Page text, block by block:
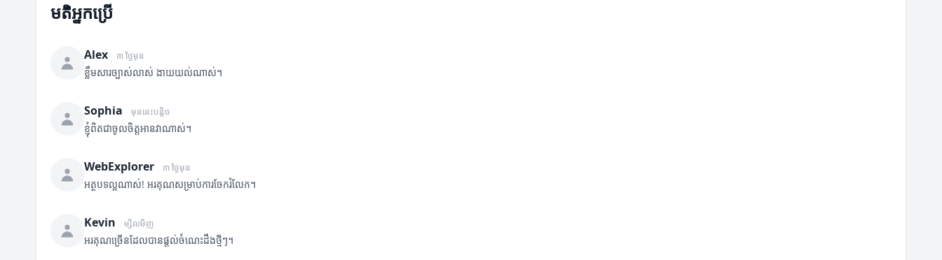
មតិអ្នកប្រើ
Alex ៣ ថ្ងៃមុន
ខ្លឹមសារច្បាស់លាស់ ងាយយល់ណាស់។
Sophia មុននេះបន្តិច
ខ្ញុំពិតជាចូលចិត្តអានវាណាស់។
WebExplorer ៣ ថ្ងៃមុន
អត្ថបទល្អណាស់! អរគុណសម្រាប់ការចែករំលែក។
Kevin ម្សិលមិញ
អរគុណច្រើនដែលបានផ្តល់ចំណេះដឹងថ្មីៗ។